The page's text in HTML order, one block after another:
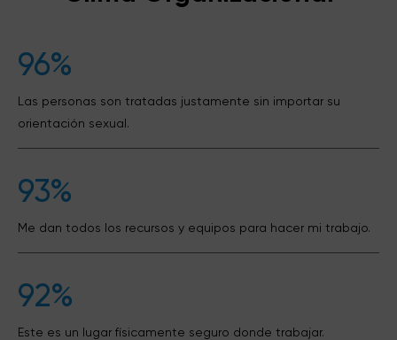
96%
Las personas son tratadas justamente sin importar su
orientación sexual.
93%
Me dan todos los recursos y equipos para hacer mi trabajo.
92%
Este es un lugar físicamente seguro donde trabajar.